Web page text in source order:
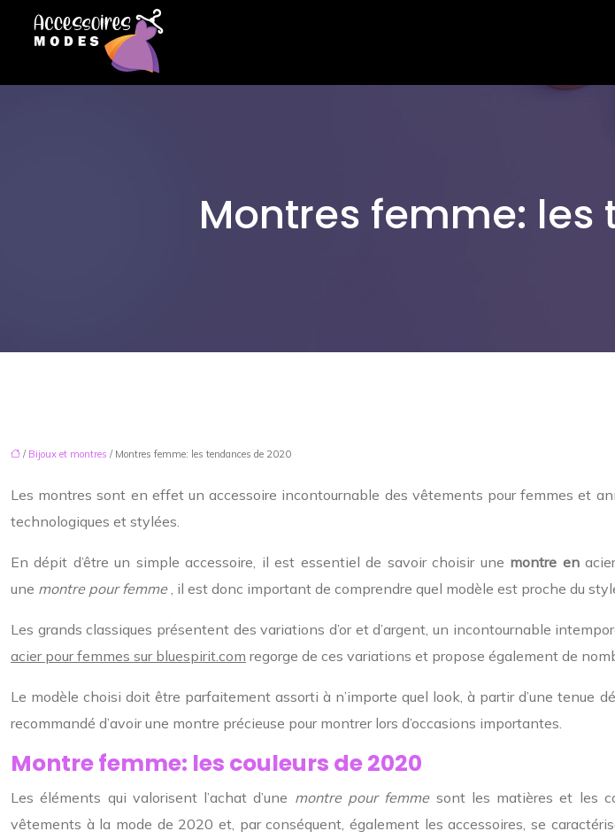
Montres femme:
/ Bijoux et montres / Montres femme: les tendances de 2020
Les montres sont en effet un accessoire incontournable des vêtements pour femmes et
technologiques et stylées.
En dépit d’être un simple accessoire, il est essentiel de savoir choisir une montre en
une montre pour femme, il est donc important de comprendre quel modèle est proche du
Les grands classiques présentent des variations d’or et d’argent, un incontournable
acier pour femmes sur bluespirit.com regorge de ces variations et propose également de
Le modèle choisi doit être parfaitement assorti à n’importe quel look, à partir d’une tenue
recommandé d’avoir une montre précieuse pour montrer lors d’occasions importantes.
Montre femme: les couleurs de 2020
Les éléments qui valorisent l’achat d’une montre pour femmesont les matières et les
vêtements à la mode de 2020 et, par conséquent, également les accessoires, se